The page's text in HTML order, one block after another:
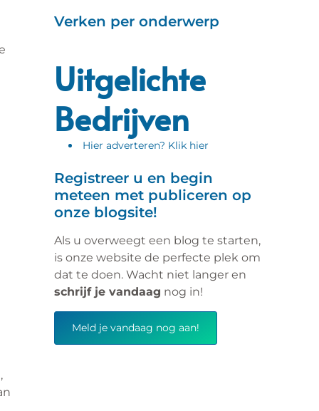
Verken per onderwerp
Uitgelichte
Bedrijven
Hier adverteren? Klik hier
Registreer u en begin
meteen met publiceren op
onze blogsite!
Als u overweegt een blog te starten,
is onze website de perfecte plek om
dat te doen. Wacht niet langer en
schrijf je vandaag nog in!
Meld je vandaag nog aan!